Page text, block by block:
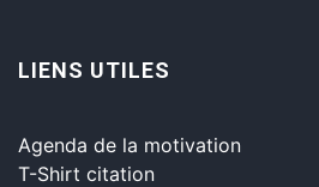
LIENS UTILES
Agenda de la motivation
T-Shirt citation